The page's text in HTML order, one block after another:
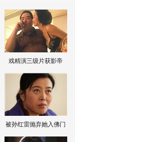
戏精演三级片获影帝
被孙红雷抛弃她入佛门